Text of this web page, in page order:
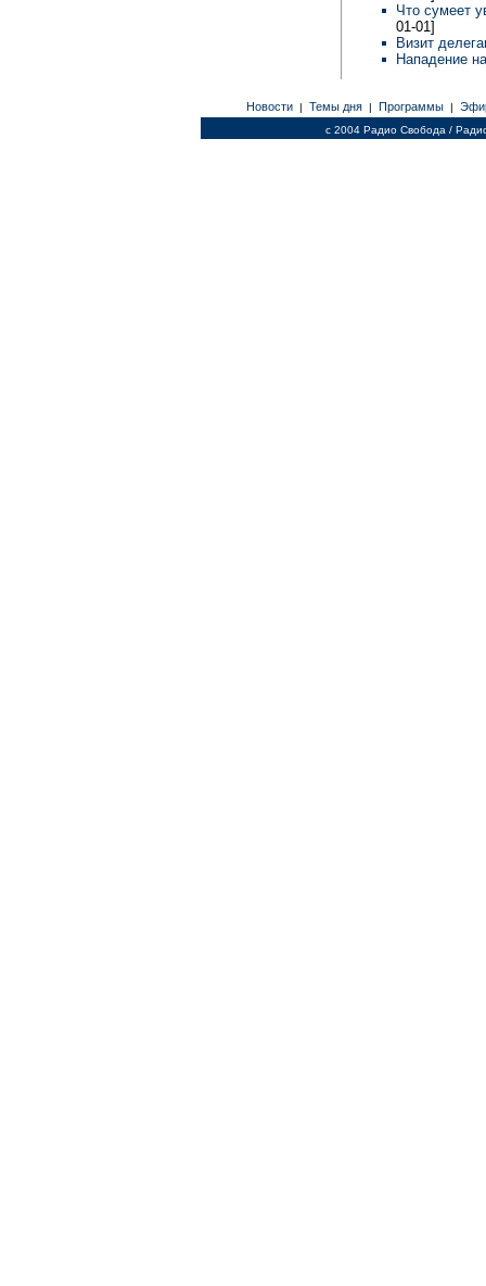
Что сумеет
01-01]
Визит
Нападение
Новости | Темы дня | Программы |
c 2004 Радио Свобода /